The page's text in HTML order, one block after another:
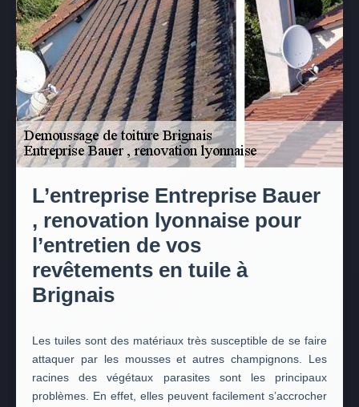
L’entreprise Entreprise Bauer
, renovation lyonnaise pour
l’entretien de vos
revêtements en tuile à
Brignais
Les tuiles sont des matériaux très susceptible de se faire
attaquer par les mousses et autres champignons. Les
racines des végétaux parasites sont les principaux
problèmes. En effet, elles peuvent facilement s’accrocher